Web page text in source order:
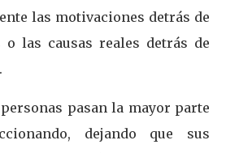
las motivaciones detrás de
o las causas reales detrás de
pasan la mayor parte
dejando que sus